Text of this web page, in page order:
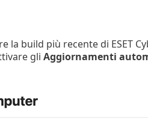
build più recente di ESET
gli Aggiornamenti